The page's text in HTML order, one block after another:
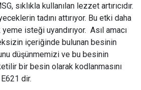
sıklıkla kullanılan lezzet artırıcıdır.
tadını attırıyor. Bu etki daha
isteği uyandırıyor. Asıl amacı
içeriğinde bulunan besinin
düşünmemizi ve bu besinin
bir besin olarak kodlanmasını
dir.